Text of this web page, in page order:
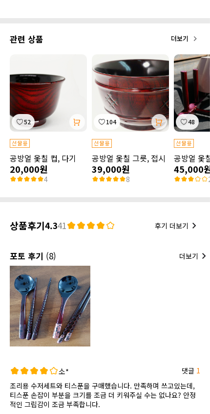
관련 상품 더보기
52
공방얼 옻칠 컵, 다기
20,000원
4
104
공방얼 옻칠 그릇, 접시
39,000원
8
48
공방얼 옻
45,000원
2
상품후기4.341 후기 더보기
포토 후기 (8) 더보기
소* 댓글 1
조리용 수저세트와 티스푼을 구매했습니다. 만족하며 쓰고있는데,
티스푼 손잡이 부분을 크기를 조금 더 키워주실 수는 없나요? 안정
적인 그립감이 조금 부족합니다.